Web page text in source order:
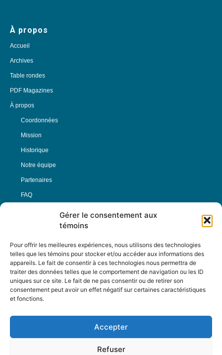
Gérer le consentement aux
témoins
Pour offrir les meilleures expériences, nous utilisons des technologies
telles que les témoins pour stocker et/ou accéder aux informations des
appareils. Le fait de consentir à ces technologies nous permettra de
traiter des données telles que le comportement de navigation ou les ID
uniques sur ce site. Le fait de ne pas consentir ou de retirer son
consentement peut avoir un effet négatif sur certaines caractéristiques
et fonctions.
Accepter
Refuser
À propos
Accueil
Archives
Table rondes
PDF Magazines
À propos
Coordonnées
Mission
Historique
Notre équipe
Partenaires
FAQ
Nous Suivre
Contactez-nous :
12-3894 rue Sainte-Catherine Est,